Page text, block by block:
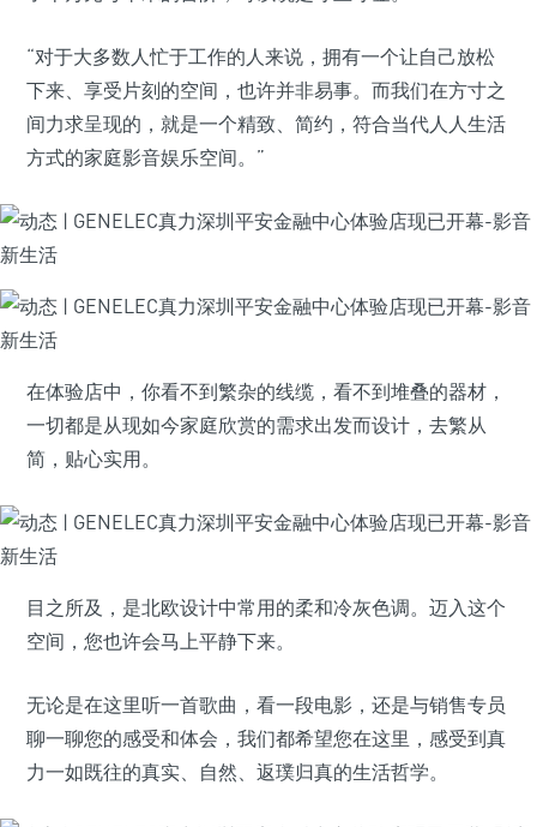
“对于大多数人忙于工作的人来说，拥有一个让自己放松
下来、享受片刻的空间，也许并非易事。而我们在方寸之
间力求呈现的，就是一个精致、简约，符合当代人人生活
方式的家庭影音娱乐空间。”
在体验店中，你看不到繁杂的线缆，看不到堆叠的器材，
一切都是从现如今家庭欣赏的需求出发而设计，去繁从
简，贴心实用。
目之所及，是北欧设计中常用的柔和冷灰色调。迈入这个
空间，您也许会马上平静下来。
无论是在这里听一首歌曲，看一段电影，还是与销售专员
聊一聊您的感受和体会，我们都希望您在这里，感受到真
力一如既往的真实、自然、返璞归真的生活哲学。